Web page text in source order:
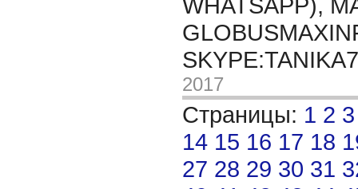
2017
Страницы: 1 2 3
14 15 16 17 18
27 28 29 30 31